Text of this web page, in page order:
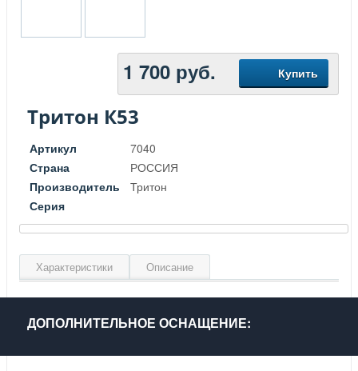
1 700 руб. Купить
Тритон К53
Артикул
7040
Страна
РОССИЯ
Производитель
Тритон
Серия
Характеристики Описание
Материал Латунь
Цвет Хром
ДОПОЛНИТЕЛЬНОЕ ОСНАЩЕНИЕ: